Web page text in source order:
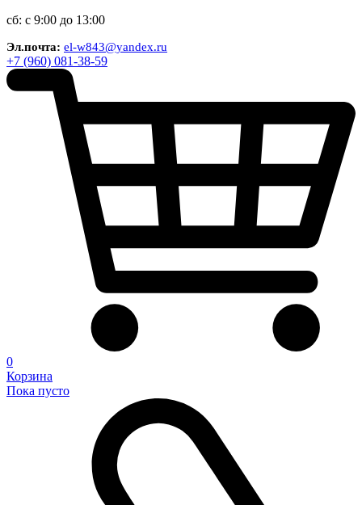
сб: с 9:00 до 13:00
Эл.почта: el-w843@yandex.ru
+7 (960) 081-38-59
0
Корзина
Пока пусто